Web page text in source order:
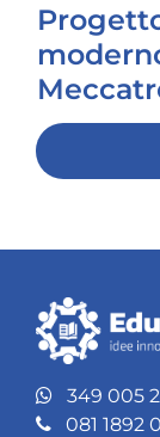
349 005
081 1892